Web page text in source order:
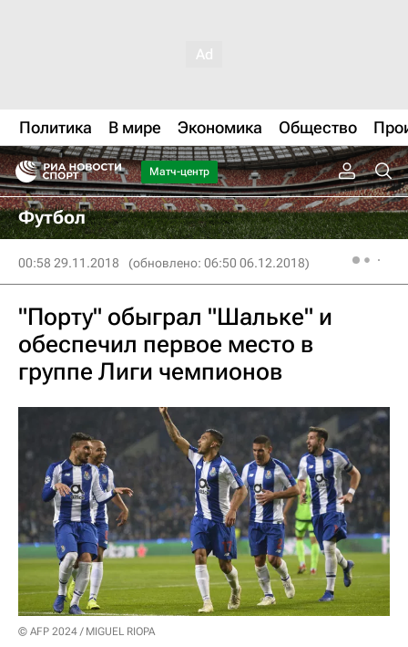
Политика В мире Экономика Общество
Матч-центр
Футбол
00:58 29.11.2018 (обновлено: 06:50 06.12.2018)
"Порту" обыграл "Шальке" и
обеспечил первое место в
группе Лиги чемпионов
© AFP 2024 / MIGUEL RIOPA